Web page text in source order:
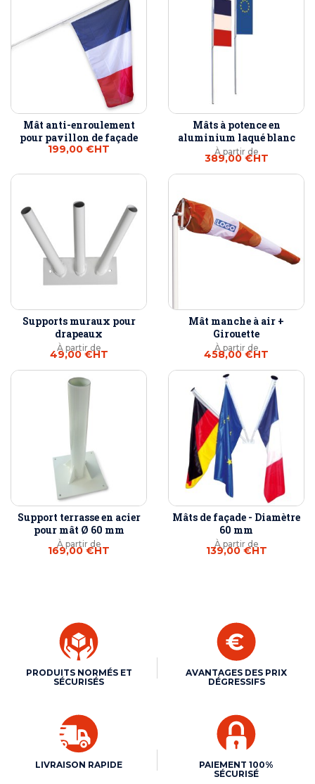
Mât anti-enroulement
pour pavillon de façade
199,00 €HT
Mâts à potence en
aluminium laqué blanc
À partir de
389,00 €HT
Supports muraux pour
drapeaux
À partir de
49,00 €HT
Mât manche à air +
Girouette
À partir de
458,00 €HT
Support terrasse en acier
pour mât Ø 60 mm
À partir de
169,00 €HT
Mâts de façade - Diamètre
60 mm
À partir de
139,00 €HT
PRODUITS NORMÉS ET
SÉCURISÉS
AVANTAGES DES PRIX
DÉGRESSIFS
LIVRAISON RAPIDE
PAIEMENT 100%
SÉCURISÉ